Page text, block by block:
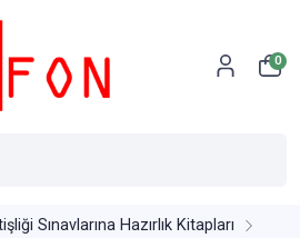
0
Sınavlarına Hazırlık Kitapları